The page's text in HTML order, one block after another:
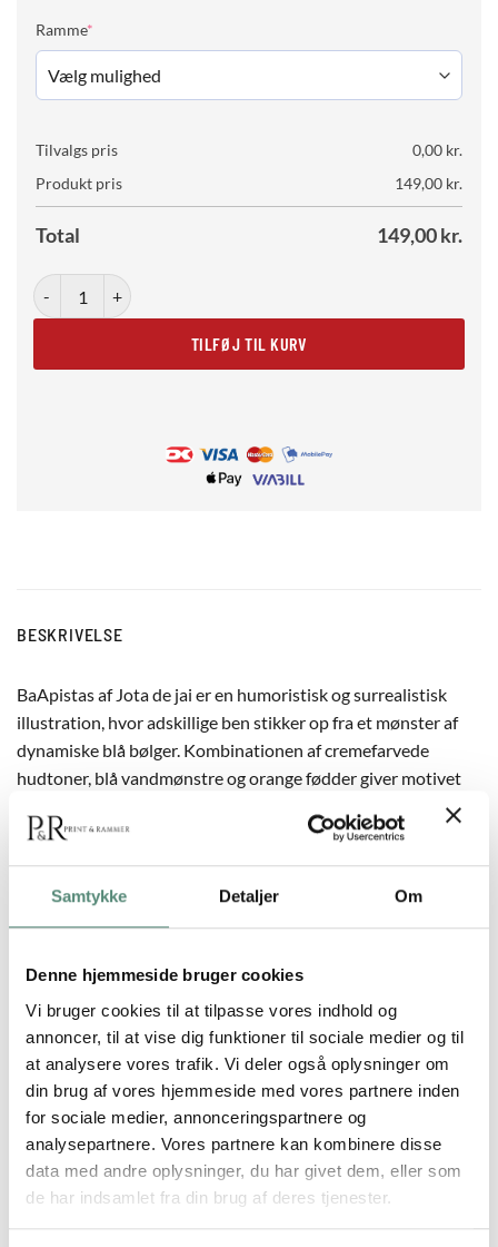
Samtykke Detaljer Om
Denne hjemmeside bruger cookies
Vi bruger cookies til at tilpasse vores indhold og
annoncer, til at vise dig funktioner til sociale medier og til
at analysere vores trafik. Vi deler også oplysninger om
din brug af vores hjemmeside med vores partnere inden
for sociale medier, annonceringspartnere og
analysepartnere. Vores partnere kan kombinere disse
data med andre oplysninger, du har givet dem, eller som
de har indsamlet fra din brug af deres tjenester.
Ramme*
Tilvalgs pris 0,00 kr.
Produkt pris
149,00 kr.
Total 149,00kr.
BaApistas antal
TILFØJ TIL KURV
BESKRIVELSE
BaApistas af Jota de jai er en humoristisk og surrealistisk
illustration, hvor adskillige ben stikker op fra et mønster af
dynamiske blå bølger. Kombinationen af cremefarvede
hudtoner, blå vandmønstre og orange fødder giver motivet
en levende og skæv karakter. Jota de jai arbejder ofte med
farveeksplosioner og skæve ideer, og dette værk er oplagt til
kreative rum, stuer eller køkkener, hvor man ønsker energi,
humor og personlighed.
STØRRELSE 29,7×42 cm, 42×59,4 cm, 50×70 cm
ANMELDELSER